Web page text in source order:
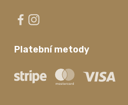
Platební metody